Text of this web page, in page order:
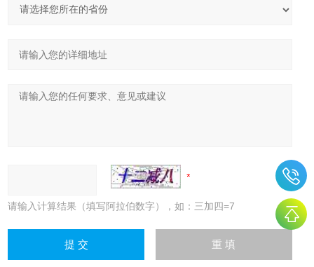
请输入计算结果（填写阿拉伯数字），如：三加四=7